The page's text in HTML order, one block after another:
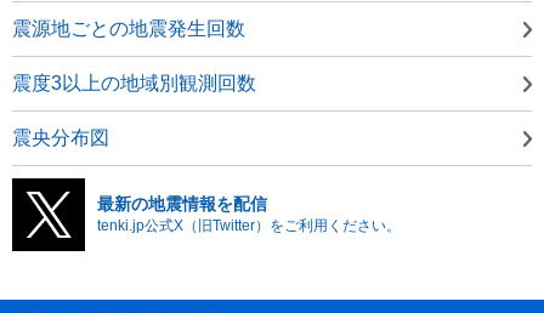
震源地ごとの地震発生回数
震度3以上の地域別観測回数
震央分布図
最新の地震情報を配信
tenki.jp公式X（旧Twitter）をご利用ください。